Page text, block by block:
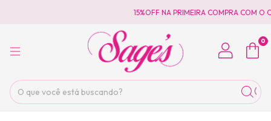
15%OFF NA PRIMEIRA COMPRA COM O
0